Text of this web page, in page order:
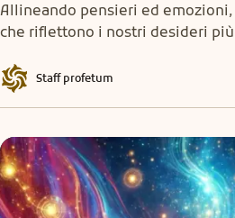
Allineando pensieri ed
che riflettono i nostri desideri
Staff profetum